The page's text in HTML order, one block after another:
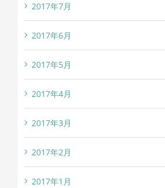
2017年7月
2017年6月
2017年5月
2017年4月
2017年3月
2017年2月
2017年1月